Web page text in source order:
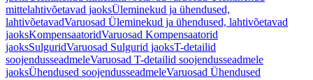
mittelahtivõetavad jaoksÜleminekud ja ühendused,
lahtivõetavadVaruosad Üleminekud ja ühendused, lahtivõetavad
jaoksKompensaatoridVaruosad Kompensaatorid
jaoksSulguridVaruosad Sulgurid jaoksT-detailid
soojendusseadmeleVaruosad T-detailid soojendusseadmele
jaoksÜhendused soojendusseadmeleVaruosad Ühendused